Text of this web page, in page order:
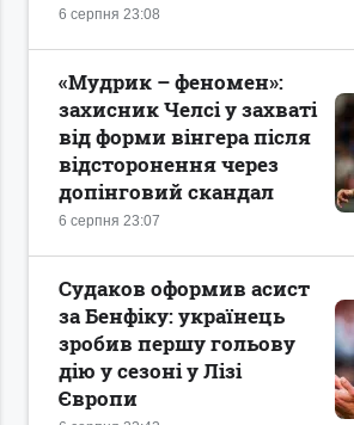
6 серпня 23:08
6 серпня 23:07
«Мудрик – феномен»:
захисник Челсі у захваті
від форми вінгера після
відсторонення через
допінговий скандал
Судаков оформив асист
за Бенфіку: українець
зробив першу гольову
дію у сезоні у Лізі
Європи